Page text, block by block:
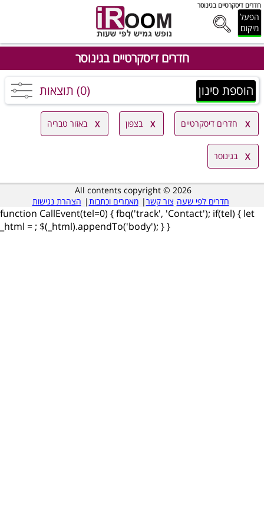
חדרים דיסקרטיים בגינוסר
הפעל
מיקום
חדרים דיסקרטיים בגינוסר
הוספת סינון (0) תוצאות
חדרים דיסקרטיים בצפון באזור טבריה
בגינוסר
All contents copyright © 2026
חדרים לפי שעה צור קשר| מאמרים וכתבות| הצהרת נגישות
function CallEvent(tel=0) { fbq('track', 'Contact'); if(tel) { let
_html = ; $(_html).appendTo('body'); } }